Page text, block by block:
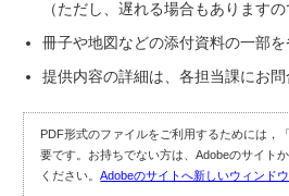
（ただし、遅れる場合もあります
冊子や地図などの添付資料の一部を
提供内容の詳細は、各担当課にお問
PDF形式のファイルをご利用するためには，
要です。お持ちでない方は、Adobeのサイト
ください。Adobeのサイトへ新しいウィンド